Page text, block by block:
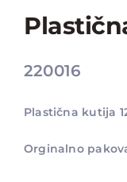
220016
Plastična kutija
Orginalno